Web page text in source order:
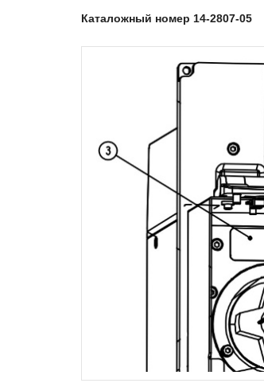
Каталожный номер 14-2807-05